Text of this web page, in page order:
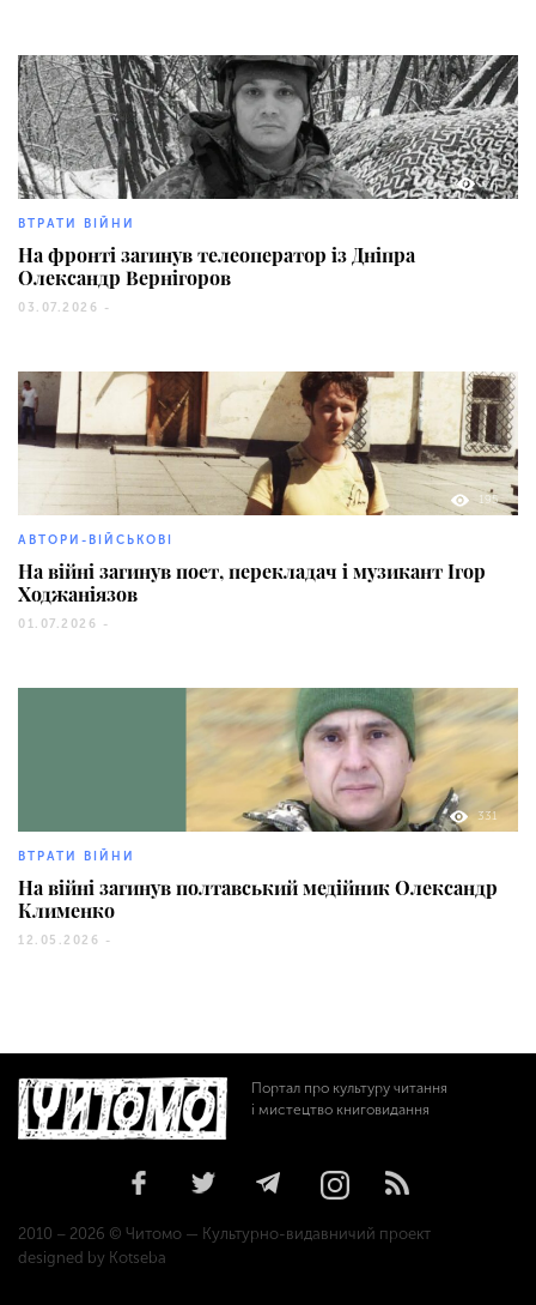
74
ВТРАТИ ВІЙНИ
На фронті загинув телеоператор із Дніпра
Олександр Вернігоров
03.07.2026 -
195
АВТОРИ-ВІЙСЬКОВІ
На війні загинув поет, перекладач і музикант Ігор
Ходжаніязов
01.07.2026 -
331
ВТРАТИ ВІЙНИ
На війні загинув полтавський медійник Олександр
Клименко
12.05.2026 -
Портал про культуру читання
і мистецтво книговидання
2010 – 2026 © Читомо — Культурно-видавничий проект
designed by Kotseba